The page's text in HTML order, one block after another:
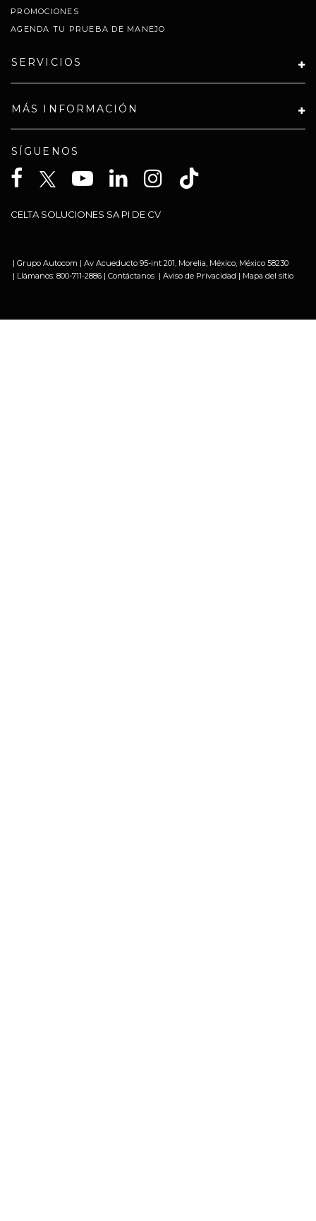
PROMOCIONES
AGENDA TU PRUEBA DE MANEJO
SERVICIOS
MÁS INFORMACIÓN
SÍGUENOS
CELTA SOLUCIONES SA PI DE CV
| Grupo Autocom | Av Acueducto 95-int 201, Morelia, México, México 58230
| Llámanos: 800-711-2886 | Contáctanos | Aviso de Privacidad | Mapa del sitio